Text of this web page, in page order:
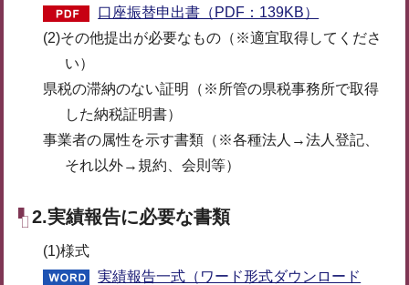
口座振替申出書（PDF：139KB）
(2)その他提出が必要なもの（※適宜取得してくださ
い）
県税の滞納のない証明（※所管の県税事務所で取得
した納税証明書）
事業者の属性を示す書類（※各種法人→法人登記、
それ以外→規約、会則等）
2.実績報告に必要な書類
(1)様式
実績報告一式（ワード形式ダウンロード